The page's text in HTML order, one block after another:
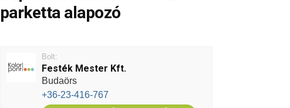
parketta alapozó
Bolt:
Festék Mester Kft.
Budaörs
+36-23-416-767